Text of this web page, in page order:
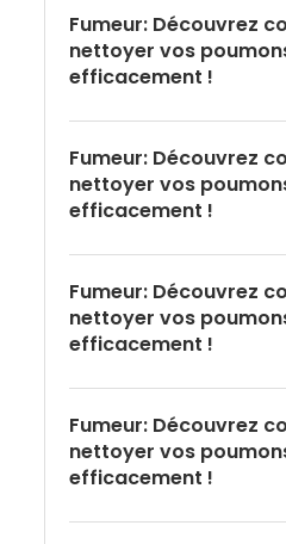
Fumeur: Découvrez
nettoyer vos
efficacement !
Fumeur: Découvrez
nettoyer vos
efficacement !
Fumeur: Découvrez
nettoyer vos
efficacement !
Fumeur: Découvrez
nettoyer vos
efficacement !